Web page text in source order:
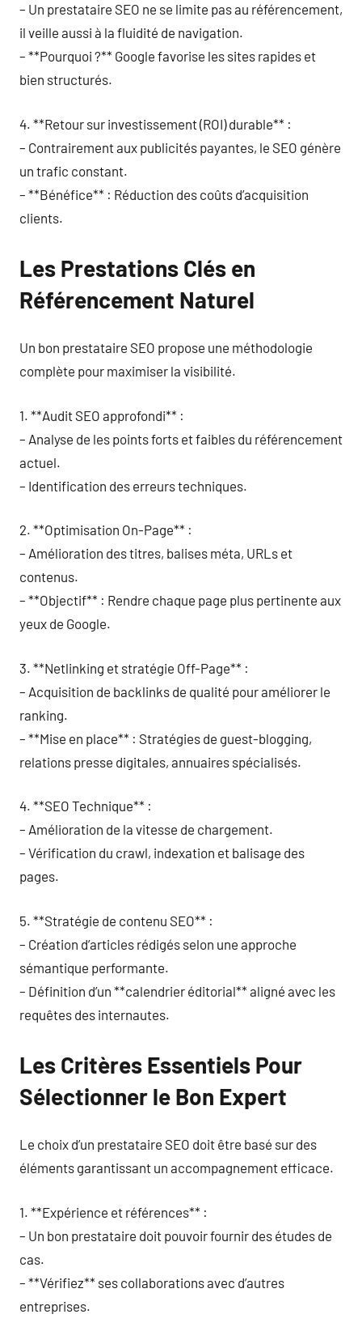
– Un prestataire SEO ne se limite pas au référencement,
il veille aussi à la fluidité de navigation.
– **Pourquoi ?** Google favorise les sites rapides et
bien structurés.
4. **Retour sur investissement (ROI) durable** :
– Contrairement aux publicités payantes, le SEO génère
un trafic constant.
– **Bénéfice** : Réduction des coûts d’acquisition
clients.
Les Prestations Clés en
Référencement Naturel
Un bon prestataire SEO propose une méthodologie
complète pour maximiser la visibilité.
1. **Audit SEO approfondi** :
– Analyse de les points forts et faibles du référencement
actuel.
– Identification des erreurs techniques.
2. **Optimisation On-Page** :
– Amélioration des titres, balises méta, URLs et
contenus.
– **Objectif** : Rendre chaque page plus pertinente aux
yeux de Google.
3. **Netlinking et stratégie Off-Page** :
– Acquisition de backlinks de qualité pour améliorer le
ranking.
– **Mise en place** : Stratégies de guest-blogging,
relations presse digitales, annuaires spécialisés.
4. **SEO Technique** :
– Amélioration de la vitesse de chargement.
– Vérification du crawl, indexation et balisage des
pages.
5. **Stratégie de contenu SEO** :
– Création d’articles rédigés selon une approche
sémantique performante.
– Définition d’un **calendrier éditorial** aligné avec les
requêtes des internautes.
Les Critères Essentiels Pour
Sélectionner le Bon Expert
Le choix d’un prestataire SEO doit être basé sur des
éléments garantissant un accompagnement efficace.
1. **Expérience et références** :
– Un bon prestataire doit pouvoir fournir des études de
cas.
– **Vérifiez** ses collaborations avec d’autres
entreprises.